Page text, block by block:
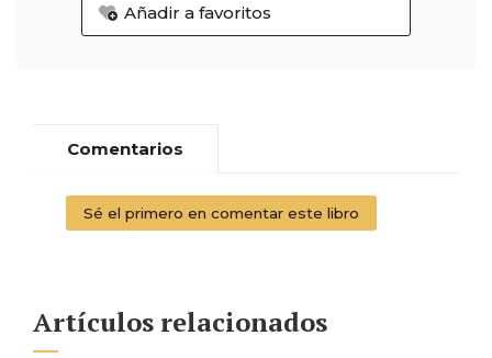
Añadir a favoritos
Comentarios
Sé el primero en comentar este libro
Artículos relacionados